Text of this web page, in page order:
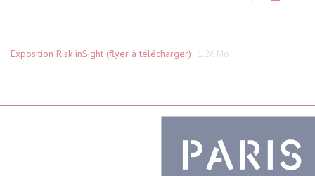
Exposition Risk inSight (flyer à télécharger) 1.26 Mo